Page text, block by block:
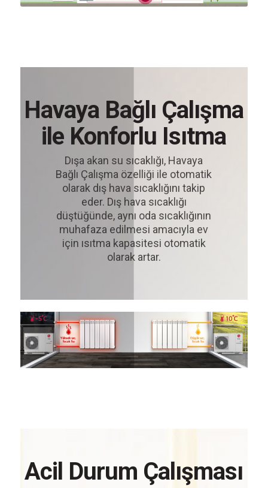
Havaya Bağlı Çalışma
ile Konforlu Isıtma
Dışa akan su sıcaklığı, Havaya
Bağlı Çalışma özelliği ile otomatik
olarak dış hava sıcaklığını takip
eder. Dış hava sıcaklığı
düştüğünde, aynı oda sıcaklığının
muhafaza edilmesi amacıyla ev
için ısıtma kapasitesi otomatik
olarak artar.
Acil Durum Çalışması